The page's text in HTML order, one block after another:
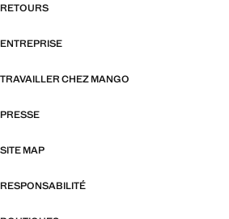
RETOURS
ENTREPRISE
TRAVAILLER CHEZ MANGO
PRESSE
SITE MAP
RESPONSABILITÉ